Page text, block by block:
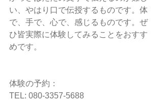
い、やはり口で伝授するものです。体
で、手で、心で、感じるものです。ぜ
ひ皆実際に体験してみることをおすす
めです。
体験の予約：
TEL: 080-3357-5688